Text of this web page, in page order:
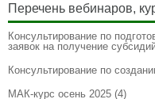
Перечень вебинаров,
Консультирование по
заявок на получение
Консультирование по
МАК-курс осень 2025 (4)